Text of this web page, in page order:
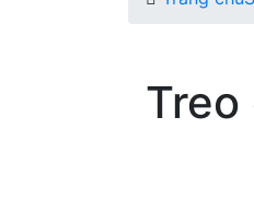
Treo